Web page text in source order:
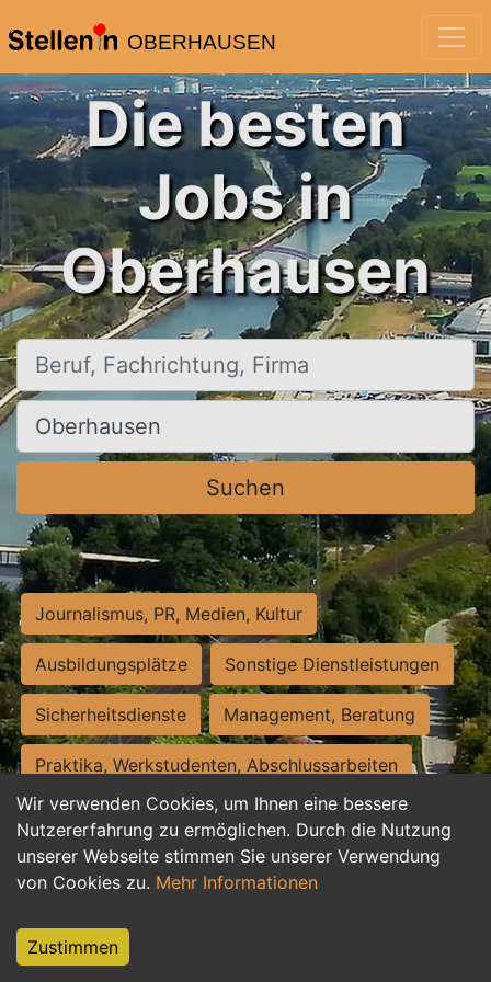
OBERHAUSEN
Wir verwenden Cookies, um Ihnen eine bessere
Nutzererfahrung zu ermöglichen. Durch die Nutzung
unserer Webseite stimmen Sie unserer Verwendung
von Cookies zu. Mehr Informationen
Zustimmen
Die besten
Jobs in
Oberhausen
Beruf, Fachrichtung, Firma
Ort, Stadt
Suchen
Journalismus, PR, Medien, Kultur
Ausbildungsplätze Sonstige Dienstleistungen
Sicherheitsdienste Management, Beratung
Praktika, Werkstudenten, Abschlussarbeiten
Personalwesen Assistenz, Sekretariat
Hilfskräfte, Aushilfs- und Nebenjobs
Weiterbildung, Studium, duale Ausbildung